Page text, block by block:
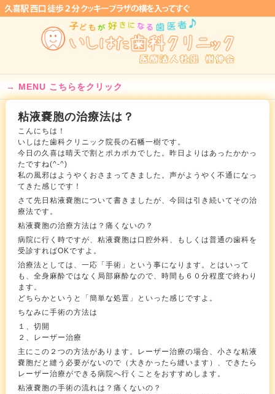
MENU こちらをクリック
粘液嚢胞の治療法は？
こんにちは！
いしはた歯科クリニック院長の石幡一樹です。
今日の久喜は晴天で割とポカポカでした。昨日よりはあったかかっ
たですね(^-^)
私の風邪はようやくおさまってきました。声がようやく不通になっ
てきた感じです！
さて先日粘液嚢胞について書きましたが、今回は引き続いてその治
療法です。
粘液嚢胞の治療方法は？痛くないの？
病院に行く時ですが、粘液嚢胞は口腔外科、もしくは普通の歯科を
受診すればOKですよ。
治療法としては、一応「手術」という事になります。とはいって
も、全身麻酔ではなく局部麻酔なので、時間も６０分程度で終わり
ます。
どちらかというと「簡単な処置」といった感じですよ。
ちなみに手術の方法は
１、切開
２、レーザー治療
主にこの２つの方法があります。レーザー治療の場合、小さな粘液
嚢胞だと縫う必要がないので（大きかったら縫います）、できたら
レーザー治療ができる病院へ行くことをおすすめします。
粘液嚢胞の手術の流れは？痛くないの？